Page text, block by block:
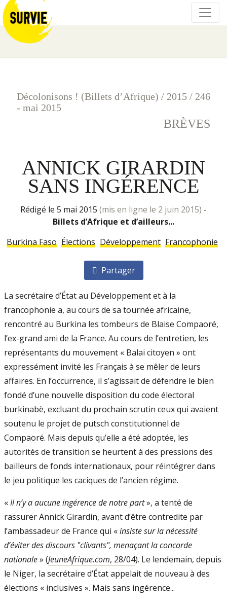
Décolonisons ! (Billets d’Afrique) / 2015 / 246
- mai 2015
BRÈVES
ANNICK GIRARDIN
SANS INGÉRENCE
rédigé le 5 mai 2015 (mis en ligne le 2 juin 2015) -
Billets d’Afrique et d’ailleurs...
Burkina Faso Élections Développement Francophonie
Partager
La secrétaire d’État au Développement et à la
francophonie a, au cours de sa tournée africaine,
rencontré au Burkina les tombeurs de Blaise Compaoré,
l’ex­-grand ami de la France. Au cours de l’entretien, les
représentants du mouvement « Balai citoyen » ont
expressément invité les Français à se mêler de leurs
affaires. En l’occurrence, il s’agissait de défendre le bien
fondé d’une nouvelle disposition du code électoral
burkinabè, excluant du prochain scrutin ceux qui avaient
soutenu le projet de putsch constitutionnel de
Compaoré. Mais depuis qu’elle a été adoptée, les
autorités de transition se heurtent à des pressions des
bailleurs de fonds internationaux, pour réintégrer dans
le jeu politique les caciques de l’ancien régime.
«Il n’y a aucune ingérence de notre part», a tenté de
rassurer Annick Girardin, avant d’être contredite par
l’ambassadeur de France qui «insiste sur la nécessité
d’éviter des discours "clivants", menaçant la concorde
nationale» (JeuneAfrique.com, 28/04). Le lendemain, depuis
le Niger, la secrétaire d’État appelait de nouveau à des
élections « inclusives ». Mais sans ingérence...